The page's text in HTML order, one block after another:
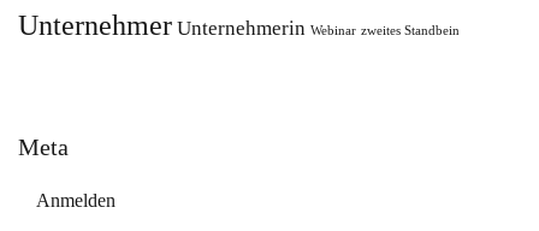
Unternehmer Unternehmerin Webinar zweites Standbein
Meta
Anmelden